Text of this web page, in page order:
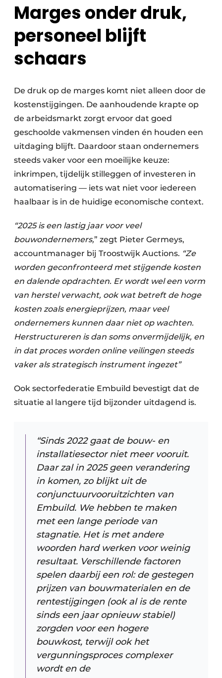
Marges onder druk,
personeel blijft
schaars
De druk op de marges komt niet alleen door de
kostenstijgingen. De aanhoudende krapte op
de arbeidsmarkt zorgt ervoor dat goed
geschoolde vakmensen vinden én houden een
uitdaging blijft. Daardoor staan ondernemers
steeds vaker voor een moeilijke keuze:
inkrimpen, tijdelijk stilleggen of investeren in
automatisering — iets wat niet voor iedereen
haalbaar is in de huidige economische context.
“2025 is een lastig jaar voor veel
bouwondernemers,” zegt Pieter Germeys,
accountmanager bij Troostwijk Auctions. “Ze
worden geconfronteerd met stijgende kosten
en dalende opdrachten. Er wordt wel een vorm
van herstel verwacht, ook wat betreft de hoge
kosten zoals energieprijzen, maar veel
ondernemers kunnen daar niet op wachten.
Herstructureren is dan soms onvermijdelijk, en
in dat proces worden online veilingen steeds
vaker als strategisch instrument ingezet”
Ook sectorfederatie Embuild bevestigt dat de
situatie al langere tijd bijzonder uitdagend is.
“Sinds 2022 gaat de bouw- en
installatiesector niet meer vooruit.
Daar zal in 2025 geen verandering
in komen, zo blijkt uit de
conjunctuurvooruitzichten van
Embuild. We hebben te maken
met een lange periode van
stagnatie. Het is met andere
woorden hard werken voor weinig
resultaat. Verschillende factoren
spelen daarbij een rol: de gestegen
prijzen van bouwmaterialen en de
rentestijgingen (ook al is de rente
sinds een jaar opnieuw stabiel)
zorgden voor een hogere
bouwkost, terwijl ook het
vergunningsproces complexer
wordt en de